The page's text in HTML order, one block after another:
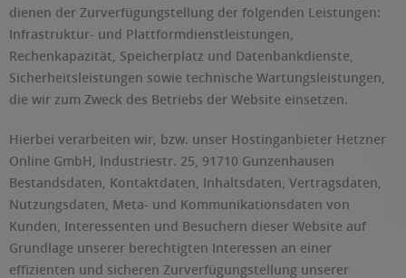
dienen der Zurverfügungstellung der folgenden Leistungen:
Infrastruktur- und Plattformdienstleistungen,
Rechenkapazität, Speicherplatz und Datenbankdienste,
Sicherheitsleistungen sowie technische Wartungsleistungen,
die wir zum Zweck des Betriebs der Website einsetzen.
Hierbei verarbeiten wir, bzw. unser Hostinganbieter Hetzner
Online GmbH, Industriestr. 25, 91710 Gunzenhausen
Bestandsdaten, Kontaktdaten, Inhaltsdaten, Vertragsdaten,
Nutzungsdaten, Meta- und Kommunikationsdaten von
Kunden, Interessenten und Besuchern dieser Website auf
Grundlage unserer berechtigten Interessen an einer
effizienten und sicheren Zurverfügungstellung unserer